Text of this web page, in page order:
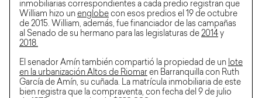
inmobiliarias correspondientes a cada predio registran que
William hizo un englobe con esos predios el 19 de octubre
de 2015. William, además, fue financiador de las campañas
al Senado de su hermano para las legislaturas de 2014 y
2018.
El senador Amín también compartió la propiedad de un lote
en la urbanización Altos de Riomar en Barranquilla con Ruth
García de Amín, su cuñada. La matrícula inmobiliaria de este
bien registra que la compraventa, con fecha del 9 de julio